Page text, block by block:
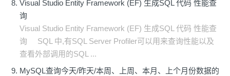
Visual Studio Entity Framework (EF) 生成SQL 代码 性能查
询
Visual Studio Entity Framework (EF) 生成SQL 代码 性能查
询 SQL 中,有SQL Server Profiler可以用来查询性能以及
查看外部调用的SQL ...
MySQL查询今天/昨天/本周、上周、本月、上个月份数据的